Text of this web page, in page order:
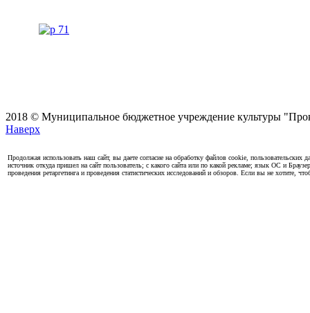
2018 © Муниципальное бюджетное учреждение культуры
Наверх
Продолжая использовать наш сайт, вы даете согласие на обработку файлов cookie,
источник откуда пришел на сайт пользователь; с какого сайта или по какой рекламе; язык ОС и
проведения ретаргетинга и проведения статистических исследований и обзоров. Если вы не хотите,